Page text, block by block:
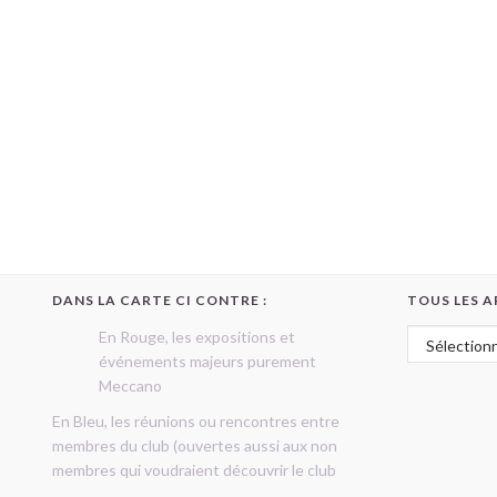
DANS LA CARTE CI CONTRE :
En Rouge, les expositions et
événements majeurs purement
Meccano
En Bleu, les réunions ou rencontres entre
membres du club (ouvertes aussi aux non
membres qui voudraient découvrir le club
TOUS LES
Tous les